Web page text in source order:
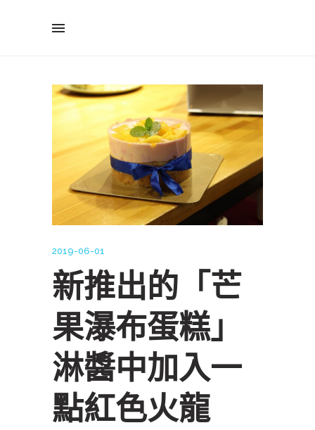
2019-06-01
新推出的「芒
果瀑布蛋糕」
淋醬中加入一
點紅色火龍